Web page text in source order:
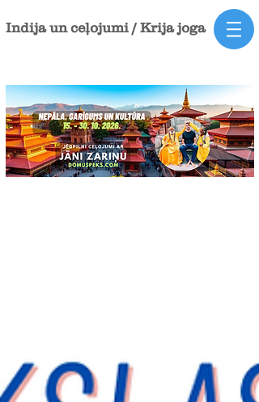
Indija un ceļojumi / Krija joga